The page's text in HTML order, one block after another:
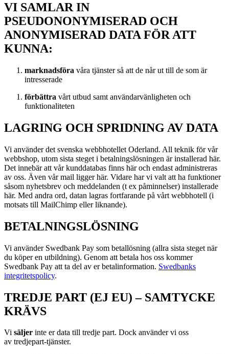
VI SAMLAR IN
PSEUDONONYMISERAD OCH
ANONYMISERAD DATA FÖR ATT
KUNNA:
marknadsföra våra tjänster så att de når ut till de som är
intresserade
förbättra vårt utbud samt användarvänligheten och
funktionaliteten
LAGRING OCH SPRIDNING AV DATA
Vi använder det svenska webbhotellet Oderland. All teknik för vår
webbshop, utom sista steget i betalningslösningen är installerad här.
Det innebär att vår kunddatabas finns här och endast administreras
av oss. Även vår mail ligger här. Vidare har vi valt att ha funktioner
såsom nyhetsbrev och meddelanden (t ex påminnelser) installerade
här. Med andra ord, datan lagras fortfarande på vårt webbhotell (i
motsats till MailChimp eller liknande).
BETALNINGSLÖSNING
Vi använder Swedbank Pay som betallösning (allra sista steget när
du köper en utbildning). Genom att betala hos oss kommer
Swedbank Pay att ta del av er betalinformation. Swedbanks
integritetspolicy.
TREDJE PART (EJ EU) – SAMTYCKE
KRÄVS
Vi säljer inte er data till tredje part. Dock använder vi oss
av tredjepart-tjänster.